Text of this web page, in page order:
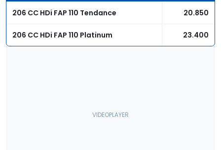
206 CC HDi FAP 110 Tendance 20.850
206 CC HDi FAP 110 Platinum 23.400